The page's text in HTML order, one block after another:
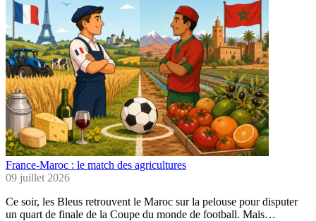
France-Maroc : le match des agricultures
09 juillet 2026
Ce soir, les Bleus retrouvent le Maroc sur la pelouse pour disputer
un quart de finale de la Coupe du monde de football. Mais…